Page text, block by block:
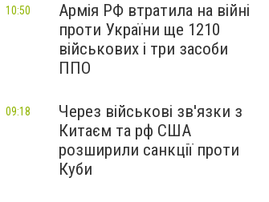
Армія РФ втратила на війні
проти України ще 1210
військових і три засоби
ППО
10:50
Через військові зв'язки з
Китаєм та рф США
розширили санкції проти
Куби
09:18